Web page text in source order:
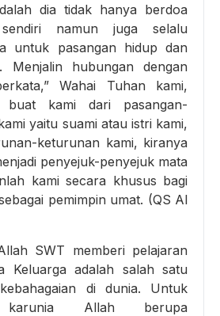
dia tidak hanya berdoa
namun juga selalu
untuk pasangan hidup dan
Menjalin hubungan dengan
Wahai Tuhan kami,
buat kami dari pasangan-
yaitu suami atau istri kami,
keturunan kami, kiranya
penyejuk-penyejuk mata
kami secara khusus bagi
pemimpin umat. (QS Al
SWT memberi pelajaran
Keluarga adalah salah satu
di dunia. Untuk
karunia Allah berupa